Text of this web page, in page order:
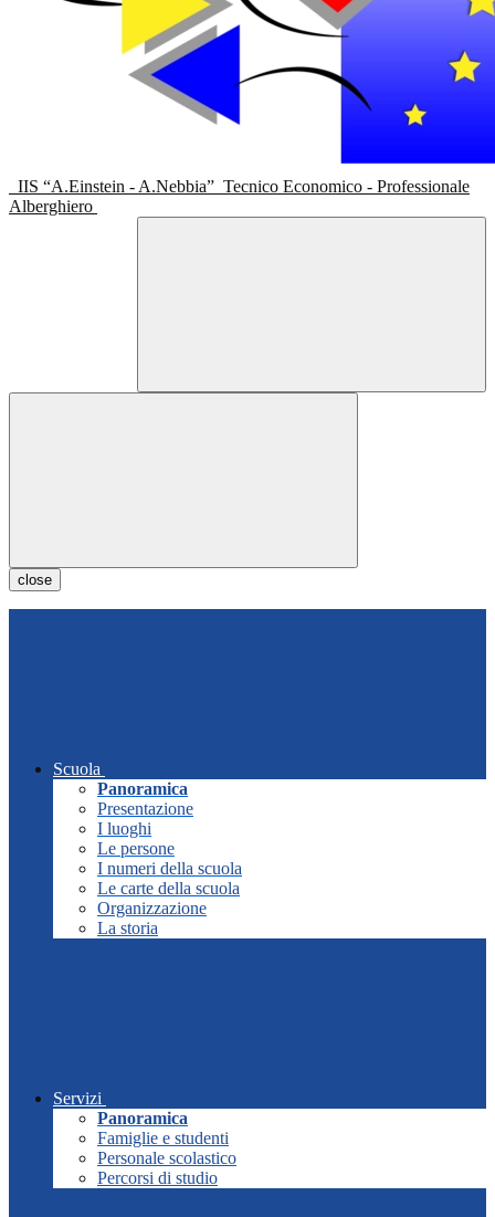
IIS “A.Einstein - A.Nebbia” Tecnico Economico - Professionale
Alberghiero
close
Scuola
Panoramica
Presentazione
I luoghi
Le persone
I numeri della scuola
Le carte della scuola
Organizzazione
La storia
Servizi
Panoramica
Famiglie e studenti
Personale scolastico
Percorsi di studio